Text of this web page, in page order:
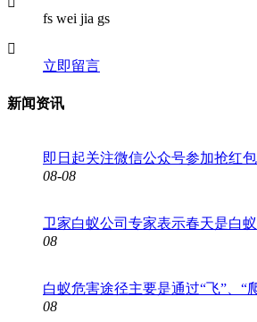
fs wei jia gs
立即留言
新闻资讯
即日起关注微信公众号参加抢红
08-08
卫家白蚁公司专家表示春天是白
08
白蚁危害途径主要是通过“飞”、“
08